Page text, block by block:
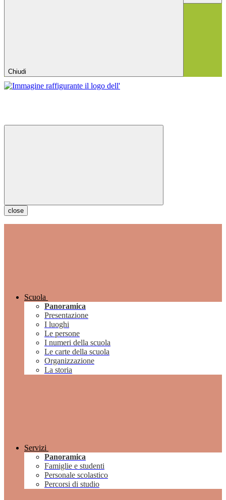
Chiudi
close
Scuola
Panoramica
Presentazione
I luoghi
Le persone
I numeri della scuola
Le carte della scuola
Organizzazione
La storia
Servizi
Panoramica
Famiglie e studenti
Personale scolastico
Percorsi di studio